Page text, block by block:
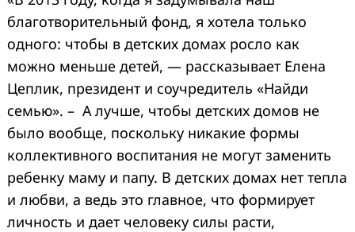
благотворительный фонд, я хотела только
одного: чтобы в детских домах росло как
можно меньше детей, — рассказывает Елена
Цеплик, президент и соучредитель «Найди
семью». – А лучше, чтобы детских домов не
было вообще, поскольку никакие формы
коллективного воспитания не могут заменить
ребенку маму и папу. В детских домах нет тепла
и любви, а ведь это главное, что формирует
личность и дает человеку силы расти,